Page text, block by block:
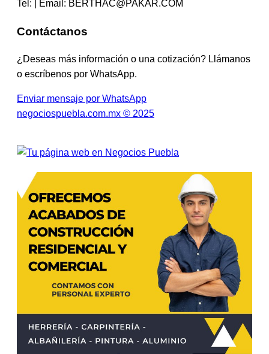
Tel: | Email: BERTHAC@PAKAR.COM
Contáctanos
¿Deseas más información o una cotización? Llámanos
o escríbenos por WhatsApp.
Enviar mensaje por WhatsApp
negociospuebla.com.mx © 2025